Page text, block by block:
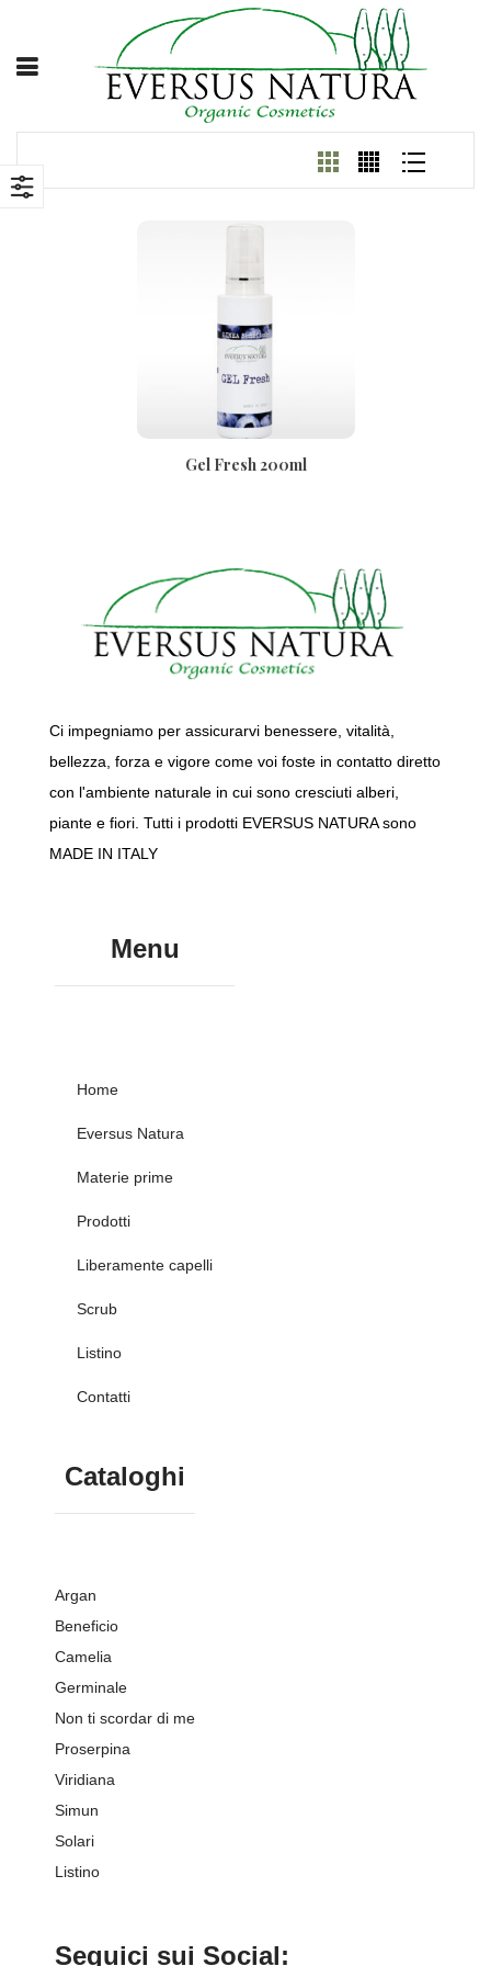
Gel Fresh 200ml
Ci impegniamo per assicurarvi benessere, vitalità,
bellezza, forza e vigore come voi foste in contatto diretto
con l'ambiente naturale in cui sono cresciuti alberi,
piante e fiori. Tutti i prodotti EVERSUS NATURA sono
MADE IN ITALY
Menu
Home
Eversus Natura
Materie prime
Prodotti
Liberamente capelli
Scrub
Listino
Contatti
Cataloghi
Argan
Beneficio
Camelia
Germinale
Non ti scordar di me
Proserpina
Viridiana
Simun
Solari
Listino
Seguici sui Social: